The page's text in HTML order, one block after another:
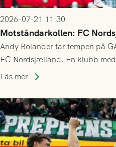
2026-07-21 11:30
Motståndarkollen: FC
Andy Bolander tar tempen på
FC Nordsjælland. En klubb
publiksnitt, ett lag med både
Läs mer